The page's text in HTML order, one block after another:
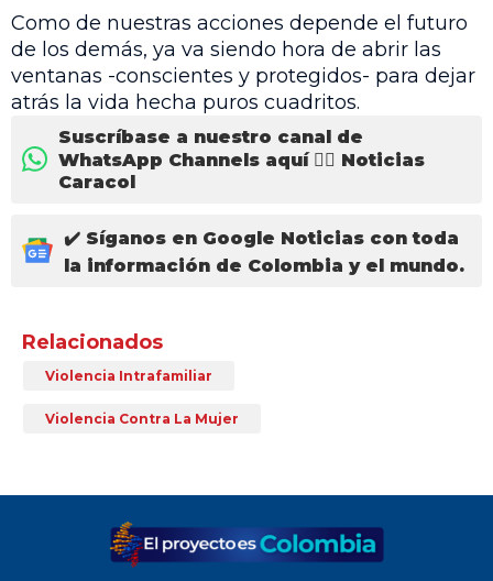
Como de nuestras acciones depende el futuro
de los demás, ya va siendo hora de abrir las
ventanas -conscientes y protegidos- para dejar
atrás la vida hecha puros cuadritos.
Suscríbase a nuestro canal de
WhatsApp Channels aquí 👉🏻 Noticias
Caracol
✔️ Síganos en Google Noticias con toda
la información de Colombia y el mundo.
Relacionados
Violencia Intrafamiliar
Violencia Contra La Mujer